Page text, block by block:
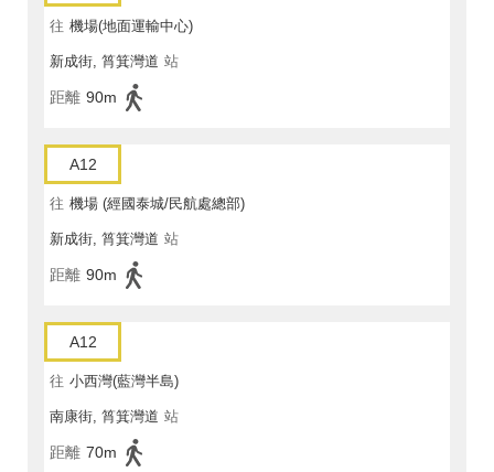
往 機場(地面運輸中心)
新成街, 筲箕灣道 站
距離 90m
A12
往 機場 (經國泰城/民航處總部)
新成街, 筲箕灣道 站
距離 90m
A12
往 小西灣(藍灣半島)
南康街, 筲箕灣道 站
距離 70m